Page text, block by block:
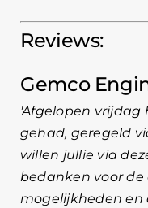
Reviews:
Gemco
Afgelopen vrijdag
gehad, geregeld
willen jullie via
bedanken voor de
mogelijkheden en